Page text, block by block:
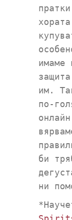
имаме
им.
по-
би
ни